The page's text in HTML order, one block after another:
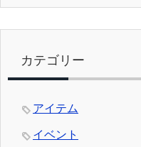
カテゴリー
アイテム
イベント